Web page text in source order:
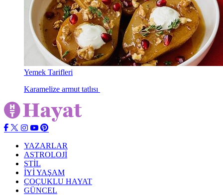
Yemek Tarifleri
Karamelize armut tatlısı
YAZARLAR
ASTROLOJİ
STİL
İYİ YAŞAM
ÇOÇUKLU HAYAT
GÜNCEL